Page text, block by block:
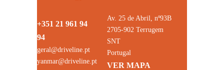
+351 21 961 94
94
geral@driveline.pt
yanmar@driveline.pt
Av. 25 de Abril, nº93B
2705-902 Terrugem
SNT
Portugal
VER MAPA